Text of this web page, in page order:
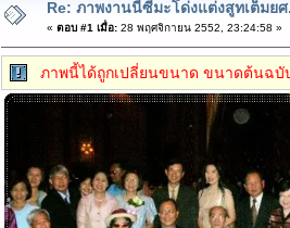
Re: ภาพงานนี้ซีมะโด่งแต่งสูทเต็มย
« ตอบ #1 เมื่อ:28 พฤศจิกายน 2552, 23:24:58 »
ภาพนี้ได้ถูกเปลี่ยนขนาด ขนาดต้นฉบั